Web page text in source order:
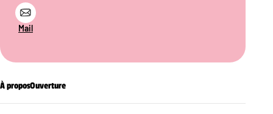
Mail
À proposOuverture